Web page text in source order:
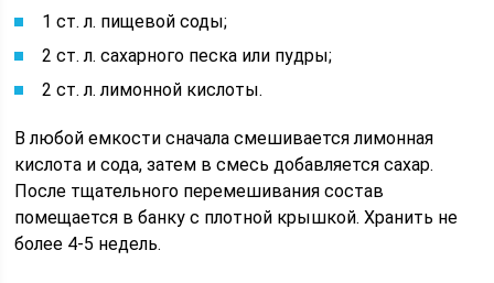
1 ст. л. пищевой соды;
2 ст. л. сахарного песка или пудры;
2 ст. л. лимонной кислоты.
В любой емкости сначала смешивается лимонная
кислота и сода, затем в смесь добавляется сахар.
После тщательного перемешивания состав
помещается в банку с плотной крышкой. Хранить не
более 4-5 недель.